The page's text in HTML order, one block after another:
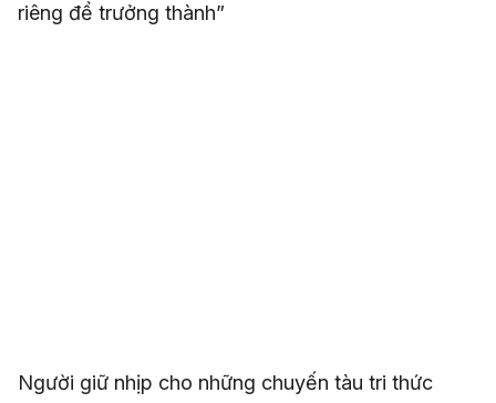
riêng để trưởng thành”
Người giữ nhịp cho những chuyến tàu tri thức